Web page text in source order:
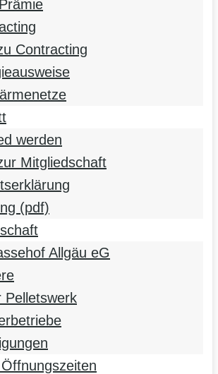
Contracting
werden
Mitgliedschaft
(pdf)
Allgäu eG
Pelletswerk